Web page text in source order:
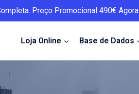
Preço Promocional 490€ Agora
Loja Online Base de Dados